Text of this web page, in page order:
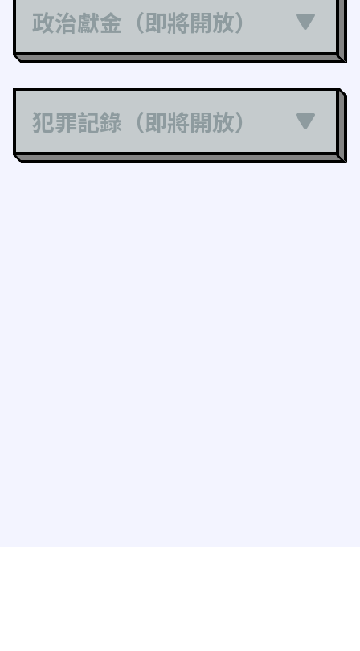
政治獻金（即將開放）
犯罪記錄（即將開放）